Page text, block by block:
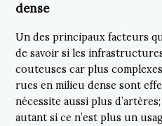
dense
Un des principaux facteurs
de savoir si les
couteuses car plus
rues en milieu dense sont
nécessite aussi plus
autant si ce n’est plus un